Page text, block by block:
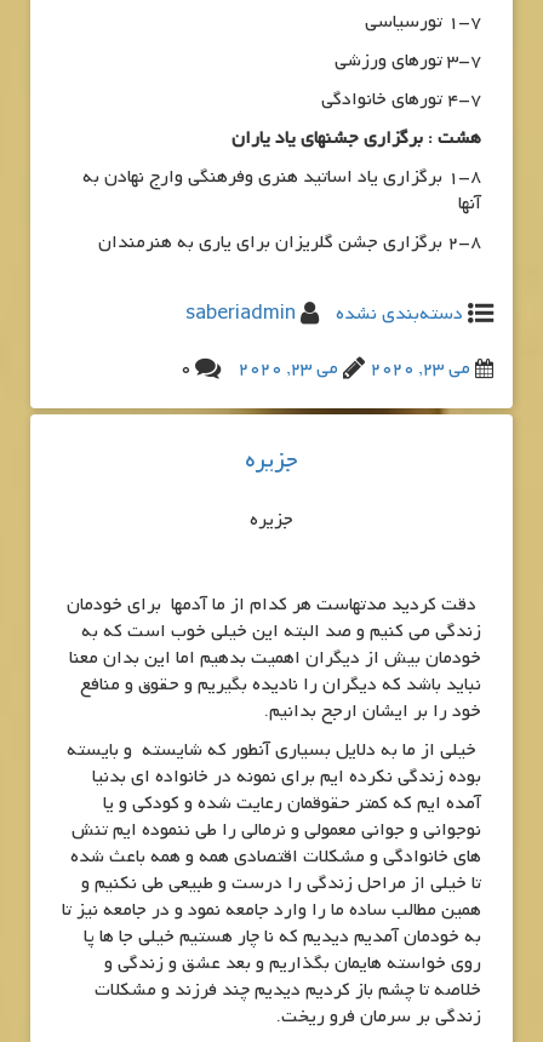
1-7 تورسیاسی
3-7 تورهای ورزشی
4-7 تورهای خانوادگی
هشت : برگزاری جشنهای یاد یاران
1-8 برگزاری یاد اساتید هنری وفرهنگی وارج نهادن به
آنها
2-8 برگزاری جشن گلریزان برای یاری به هنرمندان
دسته‌بندی نشده
saberiadmin
می 23, 2020
می 23, 2020 0
جزیره
جزیره
دقت کردید مدتهاست هر کدام از ما آدمها برای خودمان
زندگی می کنیم و صد البته این خیلی خوب است که به
خودمان بیش از دیگران اهمیت بدهیم اما این بدان معنا
نباید باشد که دیگران را نادیده بگیریم و حقوق و منافع
خود را بر ایشان ارجح بدانیم.
خیلی از ما به دلایل بسیاری آنطور که شایسته و بایسته
بوده زندگی نکرده ایم برای نمونه در خانواده ای بدنیا
آمده ایم که کمتر حقوقمان رعایت شده و کودکی و یا
نوجوانی و جوانی معمولی و نرمالی را طی ننموده ایم تنش
های خانوادگی و مشکلات اقتصادی همه و همه باعث شده
تا خیلی از مراحل زندگی را درست و طبیعی طی نکنیم و
همین مطالب ساده ما را وارد جامعه نمود و در جامعه نیز تا
به خودمان آمدیم دیدیم که نا چار هستیم خیلی جا ها پا
روی خواسته هایمان بگذاریم و بعد عشق و زندگی و
خلاصه تا چشم باز کردیم دیدیم چند فرزند و مشکلات
زندگی بر سرمان فرو ریخت.